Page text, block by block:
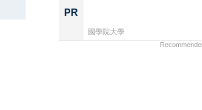
PR
國學院大學